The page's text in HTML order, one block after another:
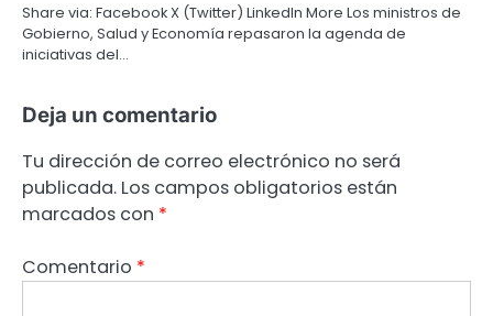
Share via: Facebook X (Twitter) LinkedIn More Los ministros de
Gobierno, Salud y Economía repasaron la agenda de
iniciativas del…
Deja un comentario
Tu dirección de correo electrónico no será
publicada. Los campos obligatorios están
marcados con *
Comentario *